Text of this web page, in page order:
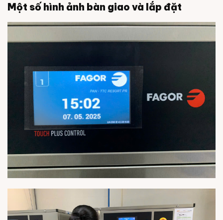
Một số hình ảnh bàn giao và lắp đặt